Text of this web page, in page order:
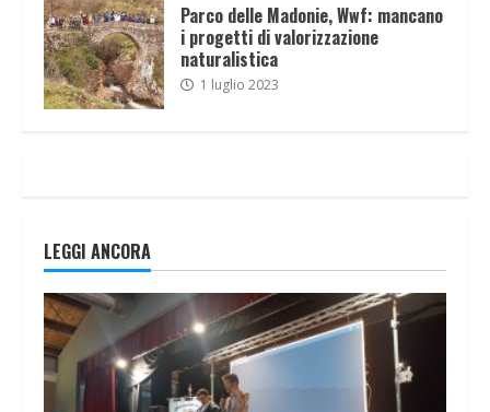
Parco delle Madonie, Wwf: mancano
i progetti di valorizzazione
naturalistica
1 luglio 2023
LEGGI ANCORA